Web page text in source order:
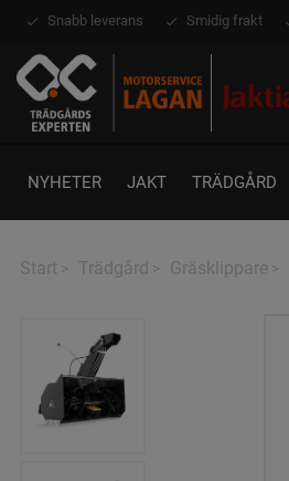
Snabb leverans Smidig frakt
NYHETER JAKT TRÄDGÅRD
Start > Trädgård > Gräsklippare >